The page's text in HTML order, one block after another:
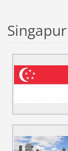
Singapur